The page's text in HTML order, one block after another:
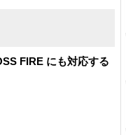
FIRE にも対応する